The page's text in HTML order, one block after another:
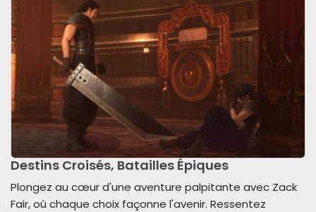
Destins Croisés, Batailles Épiques
Plongez au cœur d'une aventure palpitante avec Zack
Fair, où chaque choix façonne l'avenir. Ressentez